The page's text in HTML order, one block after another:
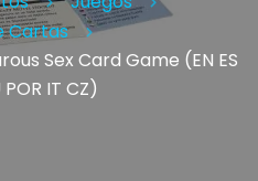
Cartas
Sex Card Game (EN ES
POR IT CZ)